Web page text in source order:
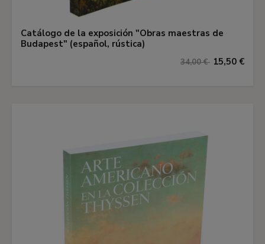
Catálogo de la exposición "Obras maestras de
Budapest" (español, rústica)
34,00 € 15,50 €